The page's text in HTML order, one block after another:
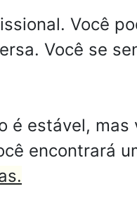
Você
Você se
é estável, mas
encontrará